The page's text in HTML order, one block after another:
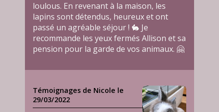
loulous. En revenant à la maison, les
lapins sont détendus, heureux et ont
passé un agréable séjour ! 🐇 Je
recommande les yeux fermés Allison et sa
pension pour la garde de vos animaux. 🤗
Témoignages de Nicole le
29/03/2022